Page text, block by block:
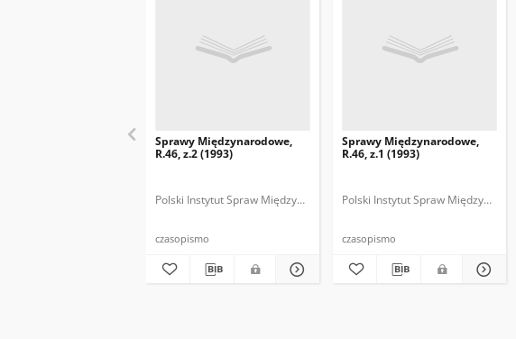
Sprawy Międzynarodowe,
R.46, z.2 (1993)
Polski Instytut Spraw Międzynarodowych. Polska Fundacja Spraw
czasopismo
Sprawy Międzynarodowe,
R.46, z.1 (1993)
Polski Instytut Spraw
czasopismo